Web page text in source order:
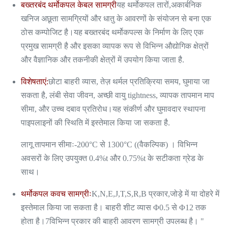
बख्तरबंद थर्मोकपल केबल सामग्रीयह थर्मोकपल तारों,अकार्बनिक
खनिज अछूता सामग्रियों और धातु के आवरणों के संयोजन से बना एक
ठोस कम्पोजिट है।यह बख्तरबंद थर्मोकपल्स के निर्माण के लिए एक
प्रमुख सामग्री है और इसका व्यापक रूप से विभिन्न औद्योगिक क्षेत्रों
और वैज्ञानिक और तकनीकी क्षेत्रों में उपयोग किया जाता है.
विशेषताएं:छोटा बाहरी व्यास, तेज़ थर्मल प्रतिक्रिया समय, घुमाया जा
सकता है, लंबी सेवा जीवन, अच्छी वायु tightness, व्यापक तापमान माप
सीमा, और उच्च दबाव प्रतिरोध।यह संकीर्ण और घुमावदार स्थापना
पाइपलाइनों की स्थिति में इस्तेमाल किया जा सकता है.
लागू तापमान सीमाः-200°C से 1300°C ((वैकल्पिक) । विभिन्न
अवसरों के लिए उपयुक्त 0.4%t और 0.75%t के सटीकता ग्रेड के
साथ।
थर्मोकपल कवच सामग्रीःK,N,E,J,T,S,R,B प्रकार,जोड़े में या दोहरे में
इस्तेमाल किया जा सकता है। बाहरी शीट व्यास Φ0.5 से Φ12 तक
होता है।7विभिन्न प्रकार की बाहरी आवरण सामग्री उपलब्ध है। "